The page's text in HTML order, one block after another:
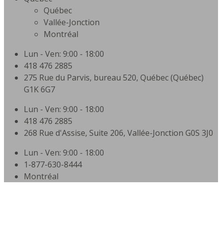
Québec
Vallée-Jonction
Montréal
Lun - Ven: 9:00 - 18:00
418 476 2885
275 Rue du Parvis, bureau 520, Québec (Québec)
G1K 6G7
Lun - Ven: 9:00 - 18:00
418 476 2885
268 Rue d'Assise, Suite 206, Vallée-Jonction G0S 3J0
Lun - Ven: 9:00 - 18:00
1-877-630-8444
Montréal